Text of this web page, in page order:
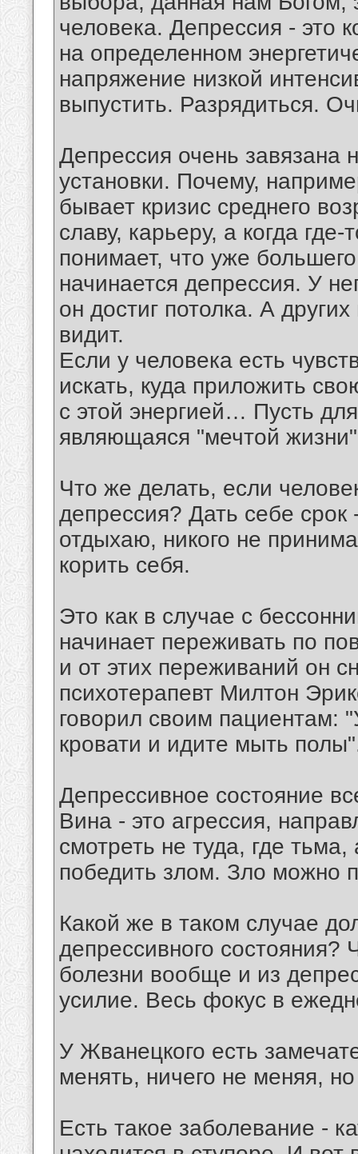
человека. Депрессия - это
на определенном
напряжение низкой
выпустить. Разрядиться.
Депрессия очень завязана
установки. Почему,
бывает кризис среднего
славу, карьеру, а когда
понимает, что уже
начинается депрессия. У
он достиг потолка. А
видит.
Если у человека есть
искать, куда приложить
с этой энергией… Пусть
являющаяся "мечтой
Что же делать, если
депрессия? Дать себе
отдыхаю, никого не
корить себя.
Это как в случае с
начинает переживать по
и от этих переживаний он
психотерапевт Милтон
говорил своим пациентам:
кровати и идите мыть
Депрессивное состояние
Вина - это агрессия,
смотреть не туда, где тьма,
победить злом. Зло можно
Какой же в таком случае
депрессивного
болезни вообще и из
усилие. Весь фокус в
У Жванецкого есть
менять, ничего не меняя,
Есть такое заболевание -